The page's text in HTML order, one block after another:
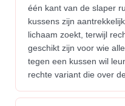
één kant van de slaper
kussens zijn
lichaam zoekt, terwijl
geschikt zijn voor wie
tegen een kussen wil
rechte variant die over